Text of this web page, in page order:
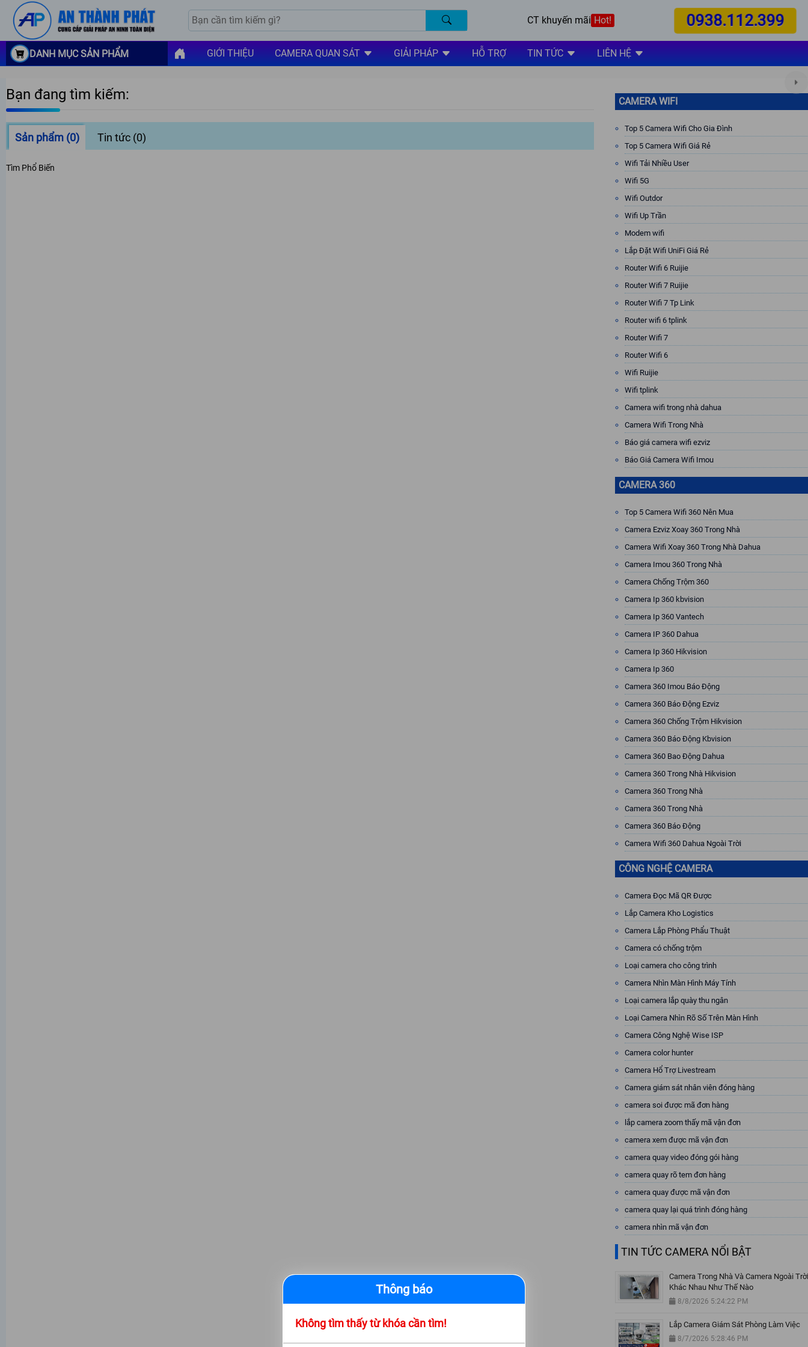
Thông báo
Không tìm thấy từ khóa cần tìm!
CT khuyến mãi Hot! 0938.112.399
DANH MỤC SẢN PHẨM GIỚI THIỆU CAMERA QUAN SÁT GIẢI PHÁP HỖ TRỢ TIN TỨC LIÊN HỆ
Bạn đang tìm kiếm:
Sản phẩm (0) Tin tức (0)
Tìm Phổ Biến
CAMERA WIFI
Top 5 Camera Wifi Cho Gia Đình
Top 5 Camera Wifi Giá Rẻ
Wifi Tải Nhiều User
Wifi 5G
Wifi Outdor
Wifi Up Trần
Modem wifi
Lắp Đặt Wifi UniFi Giá Rẻ
Router Wifi 6 Ruijie
Router Wifi 7 Ruijie
Router Wifi 7 Tp Link
Router wifi 6 tplink
Router Wifi 7
Router Wifi 6
Wifi Ruijie
Wifi tplink
Camera wifi trong nhà dahua
Camera Wifi Trong Nhà
Báo giá camera wifi ezviz
Báo Giá Camera Wifi Imou
CAMERA 360
Top 5 Camera Wifi 360 Nên Mua
Camera Ezviz Xoay 360 Trong Nhà
Camera Wifi Xoay 360 Trong Nhà Dahua
Camera Imou 360 Trong Nhà
Camera Chống Trộm 360
Camera Ip 360 kbvision
Camera Ip 360 Vantech
Camera IP 360 Dahua
Camera Ip 360 Hikvision
Camera Ip 360
Camera 360 Imou Báo Động
Camera 360 Báo Động Ezviz
Camera 360 Chống Trộm Hikvision
Camera 360 Báo Động Kbvision
Camera 360 Bao Động Dahua
Camera 360 Trong Nhà Hikvision
Camera 360 Trong Nhà
Camera 360 Trong Nhà
Camera 360 Báo Động
Camera Wifi 360 Dahua Ngoài Trời
CÔNG NGHỆ CAMERA
Camera Đọc Mã QR Được
Lắp Camera Kho Logistics
Camera Lắp Phòng Phẩu Thuật
Camera có chống trộm
Loại camera cho công trình
Camera Nhìn Màn Hình Máy Tính
Loại camera lắp quày thu ngân
Loại Camera Nhìn Rõ Số Trên Màn Hình
Camera Công Nghệ Wise ISP
Camera color hunter
Camera Hổ Trợ Livestream
Camera giám sát nhân viên đóng hàng
camera soi được mã đơn hàng
lắp camera zoom thấy mã vận đơn
camera xem được mã vận đơn
camera quay video đóng gói hàng
camera quay rõ tem đơn hàng
camera quay được mã vận đơn
camera quay lại quá trình đóng hàng
camera nhìn mã vận đơn
TIN TỨC CAMERA NỔI BẬT
Camera Trong Nhà Và Camera Ngoài Trời
Khác Nhau Như Thế Nào
8/8/2026 5:24:22 PM
Lắp Camera Giám Sát Phòng Làm Việc
8/7/2026 5:28:46 PM